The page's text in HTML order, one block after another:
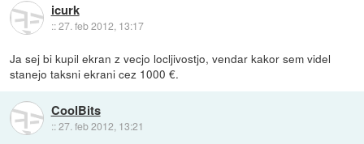
icurk
::27. feb 2012, 13:17
Ja sej bi kupil ekran z vecjo locljivostjo, vendar kakor sem videl
stanejo taksni ekrani cez 1000 €.
CoolBits
::27. feb 2012, 13:21